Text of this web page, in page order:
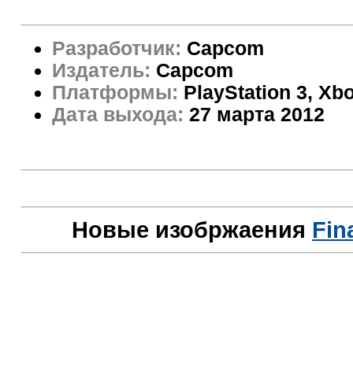
Разработчик: Capcom
Издатель: Capcom
Платформы: PlayStation 3,
Дата выхода: 27 марта 2012
Новые изобржаения